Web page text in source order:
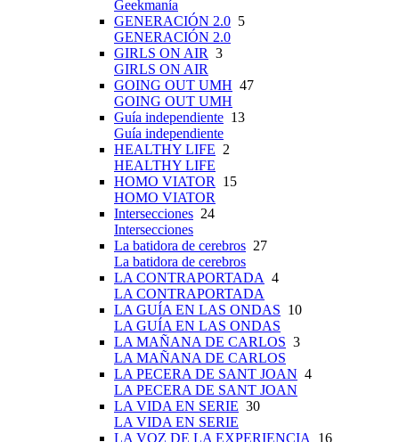
Geekmanía
GENERACIÓN 2.0 5
GENERACIÓN 2.0
GIRLS ON AIR 3
GIRLS ON AIR
GOING OUT UMH 47
GOING OUT UMH
Guía independiente 13
Guía independiente
HEALTHY LIFE 2
HEALTHY LIFE
HOMO VIATOR 15
HOMO VIATOR
Intersecciones 24
Intersecciones
La batidora de cerebros 27
La batidora de cerebros
LA CONTRAPORTADA 4
LA CONTRAPORTADA
LA GUÍA EN LAS ONDAS 10
LA GUÍA EN LAS ONDAS
LA MAÑANA DE CARLOS 3
LA MAÑANA DE CARLOS
LA PECERA DE SANT JOAN 4
LA PECERA DE SANT JOAN
LA VIDA EN SERIE 30
LA VIDA EN SERIE
LA VOZ DE LA EXPERIENCIA
16